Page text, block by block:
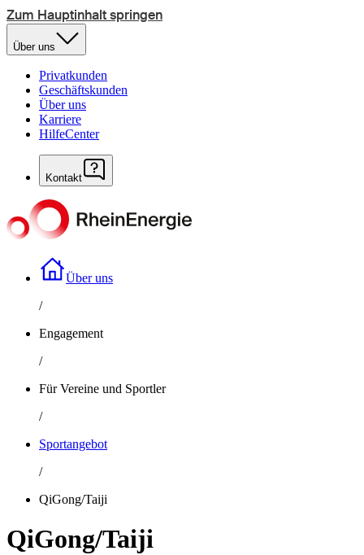
Zum Hauptinhalt springen
Über uns
Privatkunden
Geschäftskunden
Über uns
Karriere
HilfeCenter
Kontakt
Über uns
/
Engagement
/
Für Vereine und Sportler
/
Sportangebot
/
QiGong/Taiji
QiGong/Taiji